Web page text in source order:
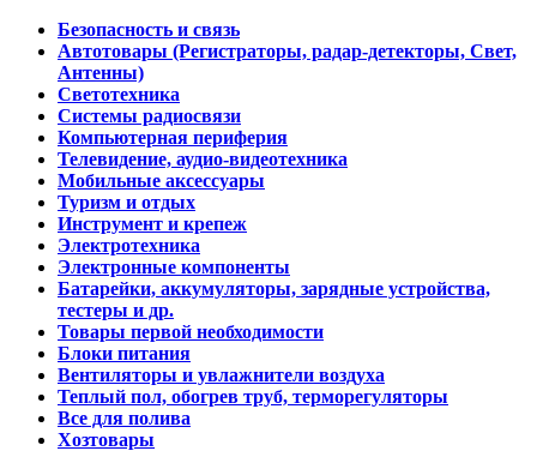
Безопасность и связь
Автотовары (Регистраторы, радар-детекторы, Свет,
Антенны)
Светотехника
Системы радиосвязи
Компьютерная периферия
Телевидение, аудио-видеотехника
Мобильные аксессуары
Туризм и отдых
Инструмент и крепеж
Электротехника
Электронные компоненты
Батарейки, аккумуляторы, зарядные устройства,
тестеры и др.
Товары первой необходимости
Блоки питания
Вентиляторы и увлажнители воздуха
Теплый пол, обогрев труб, терморегуляторы
Все для полива
Хозтовары